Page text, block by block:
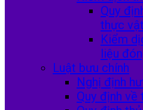
Quy
thực vật
Kiểm
liệu
Luật bưu chính
Nghị định
Quy định về